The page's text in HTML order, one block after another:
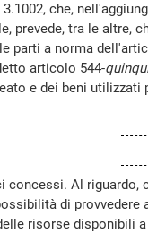
che,
prevede, tra le altre,
parti a norma
articolo 544-
e dei beni
concessi. Al riguardo,
di provvedere
risorse disponibili